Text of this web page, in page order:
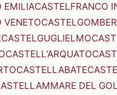
EMILIACASTELFRANCO
VENETO
CASTELGUGLIELMO
CASTELL'ARQUATO
CASTELLABATE
DEL